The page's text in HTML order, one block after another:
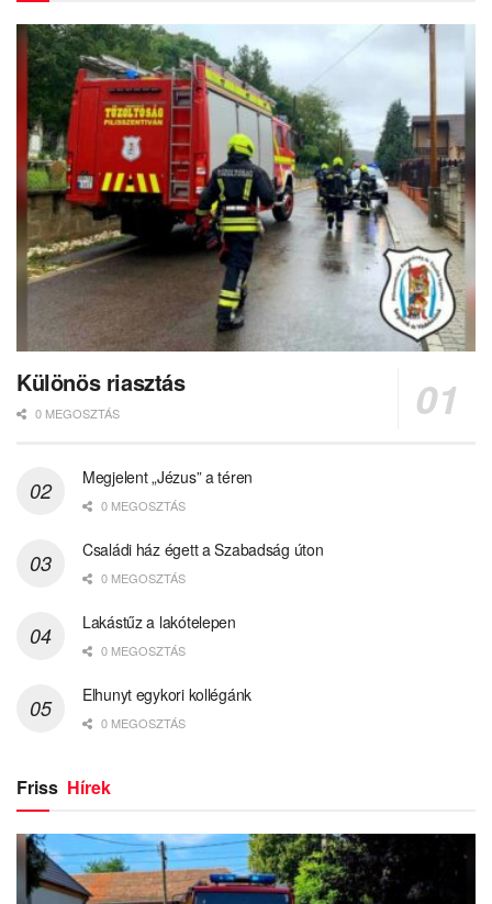
Különös riasztás
0 MEGOSZTÁS
Megjelent „Jézus” a téren
0 MEGOSZTÁS
Családi ház égett a Szabadság úton
0 MEGOSZTÁS
Lakástűz a lakótelepen
0 MEGOSZTÁS
Elhunyt egykori kollégánk
0 MEGOSZTÁS
Friss Hírek